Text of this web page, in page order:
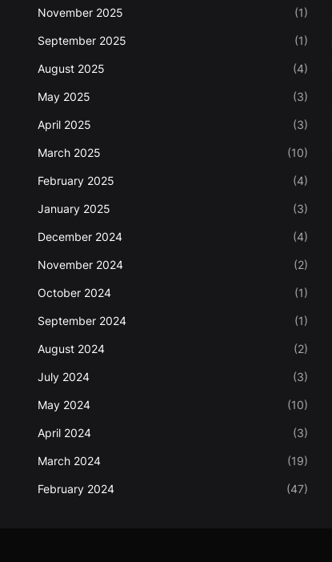
November 2025 (1)
September 2025 (1)
August 2025 (4)
May 2025 (3)
April 2025 (3)
March 2025 (10)
February 2025 (4)
January 2025 (3)
December 2024 (4)
November 2024 (2)
October 2024 (1)
September 2024 (1)
August 2024 (2)
July 2024 (3)
May 2024 (10)
April 2024 (3)
March 2024 (19)
February 2024 (47)